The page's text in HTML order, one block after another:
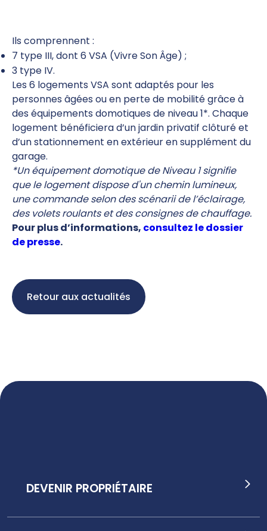
Ils comprennent :
7 type III, dont 6 VSA (Vivre Son Âge) ;
3 type IV.
Les 6 logements VSA sont adaptés pour les
personnes âgées ou en perte de mobilité grâce à
des équipements domotiques de niveau 1*. Chaque
logement bénéficiera d’un jardin privatif clôturé et
d’un stationnement en extérieur en supplément du
garage.
*Un équipement domotique de Niveau 1 signifie
que le logement dispose d'un chemin lumineux,
une commande selon des scénarii de l’éclairage,
des volets roulants et des consignes de chauffage.
Pour plus d’informations, consultez le dossier
de presse.
Retour aux actualités
DEVENIR PROPRIÉTAIRE